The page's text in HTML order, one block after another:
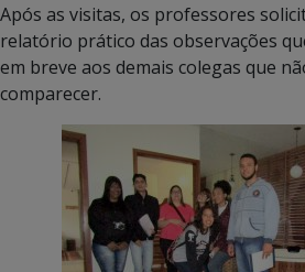
Após as visitas, os professores
relatório prático das observações
em breve aos demais colegas que
comparecer.